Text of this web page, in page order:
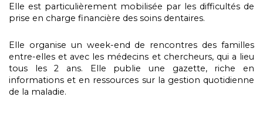
Elle est particulièrement mobilisée par les difficultés de
prise en charge financière des soins dentaires.
Elle organise un week-end de rencontres des familles
entre-elles et avec les médecins et chercheurs, qui a lieu
tous les 2 ans. Elle publie une gazette, riche en
informations et en ressources sur la gestion quotidienne
de la maladie.